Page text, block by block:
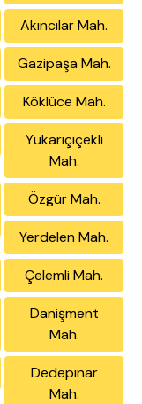
Akıncılar Mah.
Gazipaşa Mah.
Köklüce Mah.
Yukarıçiçekli
Mah.
Özgür Mah.
Yerdelen Mah.
Çelemli Mah.
Danişment
Mah.
Dedepınar
Mah.